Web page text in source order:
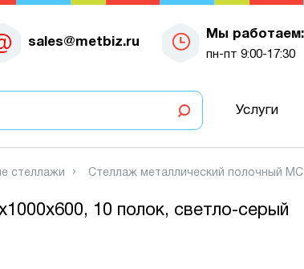
sales@metbiz.ru
Мы работаем:
пн-пт 9:00-17:30
Услуги
стеллажи Стеллаж металлический полочный
10 полок, светло-серый